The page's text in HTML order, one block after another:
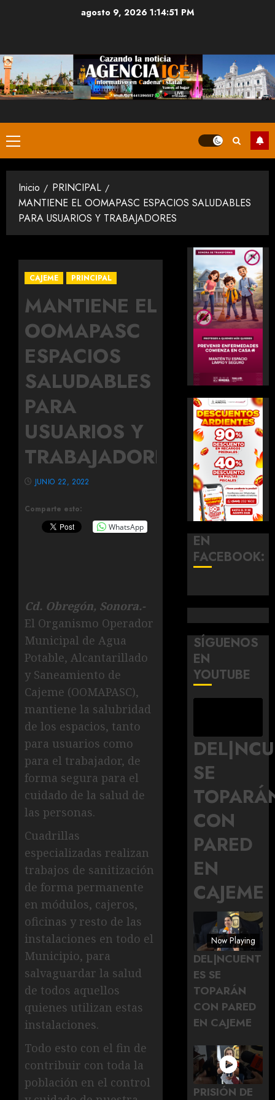
agosto 9, 2026 1:14:51 PM
Menú
principal
Inicio
PRINCIPAL
MANTIENE EL OOMAPASC ESPACIOS SALUDABLES
PARA USUARIOS Y TRABAJADORES
CAJEME PRINCIPAL
MANTIENE EL
OOMAPASC
ESPACIOS
SALUDABLES
PARA
USUARIOS Y
TRABAJADORES
Comparte esto:
WhatsApp
JUNIO 22, 2022
Cd. Obregón, Sonora.-
El Organismo Operador
Municipal de Agua
Potable, Alcantarillado
y Saneamiento de
Cajeme (OOMAPASC),
mantiene la salubridad
de los espacios, tanto
para usuarios como
para el trabajador, de
forma segura para el
cuidado de la salud de
las personas.
Cuadrillas
especializadas realizan
trabajos de sanitización
de forma permanente
en módulos, cajeros,
oficinas y resto de las
instalaciones en todo el
Municipio, para
salvaguardar la salud
de todos aquellos
quienes utilizan estas
instalaciones.
Todo esto con el fin de
contribuir con toda la
población en el control
EN
FACEBOOK:
SÍGUENOS
EN
YOUTUBE
SE
CON
PARED
EN
CAJEME
Now Playing
DEL|NCUENT
ES SE
TOPARÁN
CON PARED
EN CAJEME
PRISIÓN DE